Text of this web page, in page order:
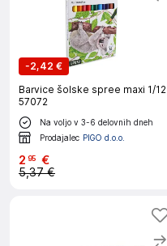
-2,42 €
Barvice šolske spree maxi 1/12
57072
Na voljo v 3-6 delovnih dneh
Prodajalec PIGO d.o.o.
2 95 €
5,37 €